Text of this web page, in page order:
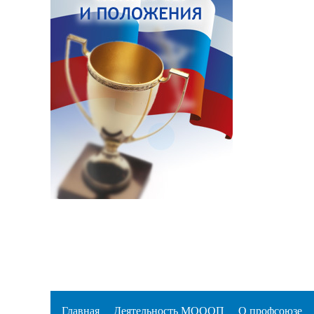
Главная Деятельность МОООП О профсоюзе